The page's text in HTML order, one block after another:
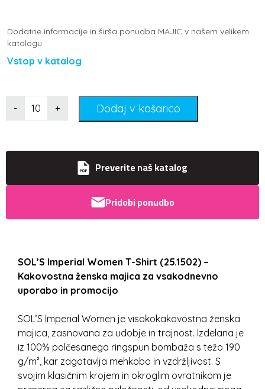
Dodatne informacije in širša ponudba MAJIC v našem velikem
katalogu
Vstop v katalog
- + Dodaj v košarico
Preverite naš katalog
Pridobi ponudbo
SOL’S Imperial Women T-Shirt (25.1502) –
Kakovostna ženska majica za vsakodnevno
uporabo in promocijo
SOL’S Imperial Women je visokokakovostna ženska
majica, zasnovana za udobje in trajnost. Izdelana je
iz 100% polčesanega ringspun bombaža s težo 190
g/m², kar zagotavlja mehkobo in vzdržljivost. S
svojim klasičnim krojem in okroglim ovratnikom je